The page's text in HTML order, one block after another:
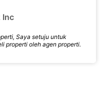
Inc
Saya setuju untuk
properti oleh agen properti.